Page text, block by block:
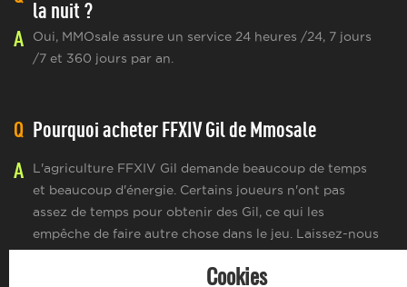
la nuit ?
A
Oui, MMOsale assure un service 24 heures /24, 7 jours
/7 et 360 jours par an.
Q Pourquoi acheter FFXIV Gil de Mmosale
A
L'agriculture FFXIV Gil demande beaucoup de temps
et beaucoup d'énergie. Certains joueurs n'ont pas
assez de temps pour obtenir des Gil, ce qui les
empêche de faire autre chose dans le jeu. Laissez-nous
fournissant des Gil bon marché et livrés rapidement.
Cookies